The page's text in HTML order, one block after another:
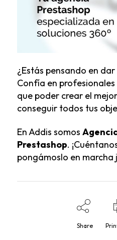
¿Estás pensando en
Confía en profesionales
que poder crear el
conseguir todos tus
EnAddis somos
Prestashop.
pongámoslo en marcha
Share